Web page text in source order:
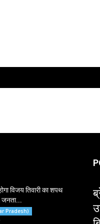
विजय तिवारी का शपथ
जनता...
Pradesh)